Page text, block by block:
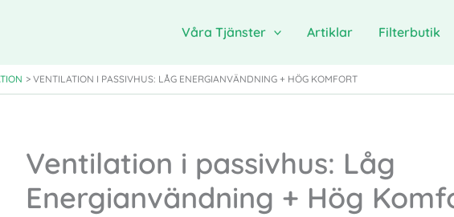
Våra Tjänster Artiklar Filterbutik
VENTILATION I PASSIVHUS: LÅG ENERGIANVÄNDNING + HÖG KOMFORT
Ventilation i passivhus: Låg
Energianvändning + Hög